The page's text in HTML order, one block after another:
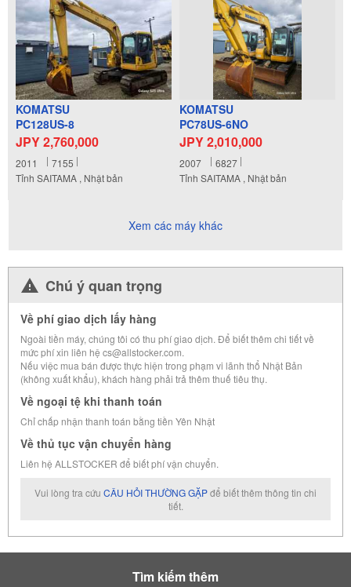
KOMATSU
PC128US-8
JPY 2,760,000
2011
7155
Tỉnh SAITAMA , Nhật bản
KOMATSU
PC78US-6NO
JPY 2,010,000
2007
6827
Tỉnh SAITAMA , Nhật bản
Xem các máy khác
Chú ý quan trọng
Về phí giao dịch lấy hàng
Ngoài tiền máy, chúng tôi có thu phí giao dịch. Để biết thêm chi tiết về
mức phí xin liên hệ cs@allstocker.com.
Nếu việc mua bán được thực hiện trong phạm vi lãnh thổ Nhật Bản
(không xuất khẩu), khách hàng phải trả thêm thuế tiêu thụ.
Về ngoại tệ khi thanh toán
Chỉ chấp nhận thanh toán bằng tiền Yên Nhật
Về thủ tục vận chuyển hàng
Liên hệ ALLSTOCKER để biết phí vận chuyển.
Vui lòng tra cứu CÂU HỎI THƯỜNG GẶPđể biết thêm thông tin chi
tiết.
Tìm kiếm thêm